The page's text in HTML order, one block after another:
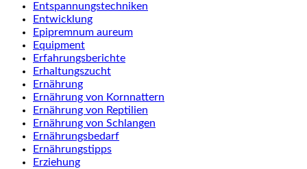
Entspannungstechniken
Entwicklung
Epipremnum aureum
Equipment
Erfahrungsberichte
Erhaltungszucht
Ernährung
Ernährung von Kornnattern
Ernährung von Reptilien
Ernährung von Schlangen
Ernährungsbedarf
Ernährungstipps
Erziehung